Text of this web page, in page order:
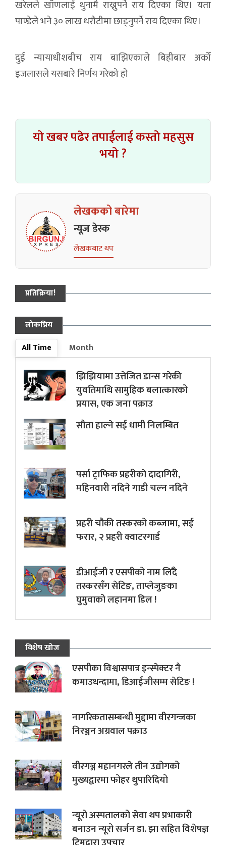
खरेलले खाँणलाई थुनामै राख्नुपर्ने राय दिएका थिए। यता
पाण्डेले भने ३० लाख धरौटीमा छाड्नुपर्ने राय दिएका थिए।
दुई न्यायाधीशबीच राय बाझिएकाले बिहीबार अर्को
इजलासले यसबारे निर्णय गरेको हो
यो खबर पढेर तपाईलाई कस्तो महसुस
भयो ?
लेखकको बारेमा
न्यूज डेस्क
लेखकबाट थप
प्रतिक्रिया!
लोकप्रिय
All Time
Month
झिझियामा उत्तेजित डान्स गरेकी
युवतिमाथि सामुहिक बलात्कारको
प्रयास, एक जना पक्राउ
सौता हाल्ने सई धामी निलम्बित
पर्सा ट्राफिक प्रहरीकाे दादागिरी,
महिनवारी नदिने गाडी चल्न नदिने
प्रहरी चौकी तस्करको कब्जामा, सई
फरार, २ प्रहरी क्वाटरगार्ड
डीआईजी र एसपीको नाम लिँदै
तस्करसँग सेटिङ, ताप्लेजुङका
घुमुवाको लहानमा डिल !
विशेष खोज
एसपीका विश्वासपात्र इन्स्पेक्टर नै
कमाउधन्दामा, डिआईजीसम्म सेटिङ !
नागरिकतासम्बन्धी मुद्दामा वीरगन्जका
निरञ्जन अग्रवाल पक्राउ
वीरगञ्ज महानगरले तीन उद्योगको
मुख्यद्वारमा फोहर थुपारिदियो
न्यूरो अस्पतालको सेवा थप प्रभाकारी
बनाउन न्यूरो सर्जन डा. झा सहित विशेषज्ञ